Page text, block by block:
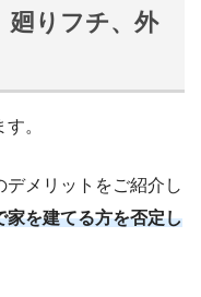
廻りフチ、外
。
メリットをご紹介し
家を建てる方を否定し